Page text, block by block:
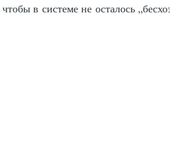
в системе не осталось